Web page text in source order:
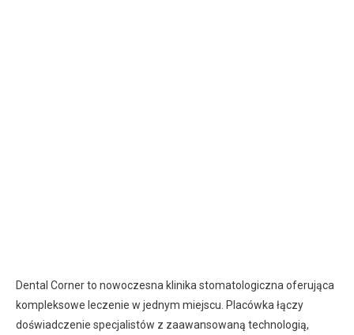
Dental Corner to nowoczesna klinika stomatologiczna oferująca
kompleksowe leczenie w jednym miejscu. Placówka łączy
doświadczenie specjalistów z zaawansowaną technologią,